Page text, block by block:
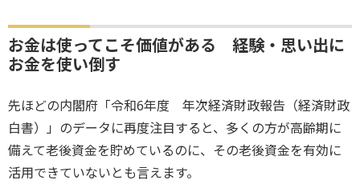
お金は使ってこそ価値がある 経験・思い出に
お金を使い倒す
先ほどの内閣府「令和6年度 年次経済財政報告（経済財政
白書）」のデータに再度注目すると、多くの方が高齢期に
備えて老後資金を貯めているのに、その老後資金を有効に
活用できていないとも言えます。